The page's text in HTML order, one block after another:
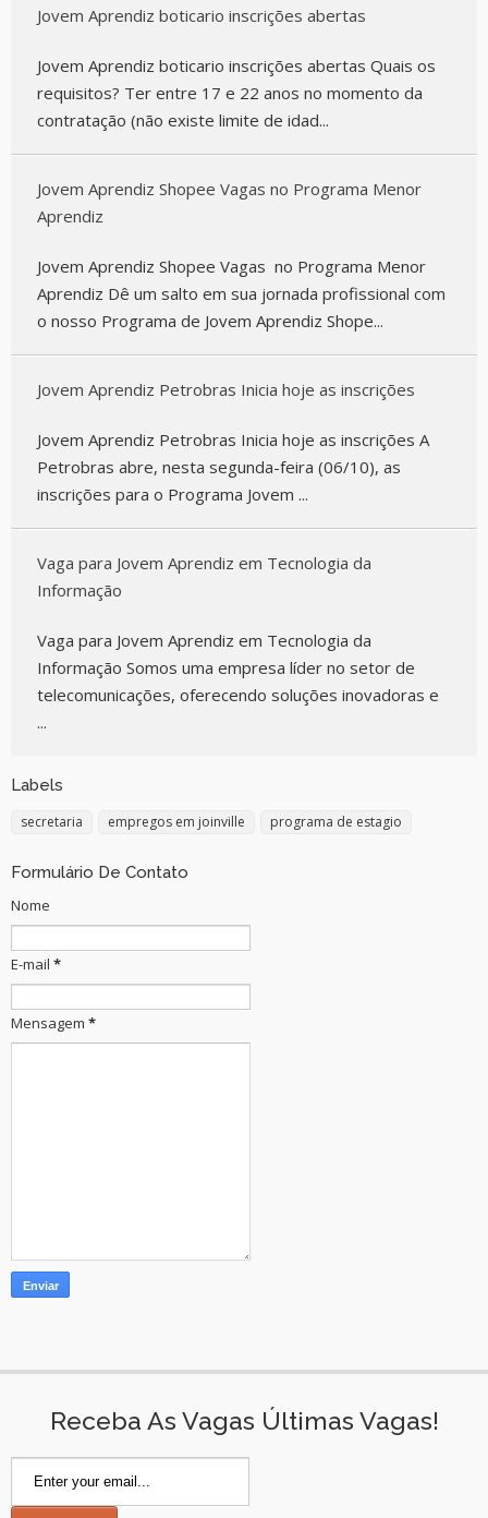
Jovem Aprendiz boticario inscrições abertas
Jovem Aprendiz boticario inscrições abertas Quais os
requisitos? Ter entre 17 e 22 anos no momento da
contratação (não existe limite de idad...
Jovem Aprendiz Shopee Vagas no Programa Menor
Aprendiz
Jovem Aprendiz Shopee Vagas no Programa Menor
Aprendiz Dê um salto em sua jornada profissional com
o nosso Programa de Jovem Aprendiz Shope...
Jovem Aprendiz Petrobras Inicia hoje as inscrições
Jovem Aprendiz Petrobras Inicia hoje as inscrições A
Petrobras abre, nesta segunda-feira (06/10), as
inscrições para o Programa Jovem ...
Vaga para Jovem Aprendiz em Tecnologia da
Informação
Vaga para Jovem Aprendiz em Tecnologia da
Informação Somos uma empresa líder no setor de
telecomunicações, oferecendo soluções inovadoras e
...
Labels
secretaria empregos em joinville programa de estagio
Formulário De Contato
Nome
E-mail *
Mensagem *
Receba As Vagas Últimas Vagas!